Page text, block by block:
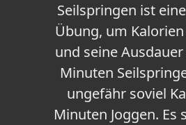
Seilspringen ist
Übung, um
und seine
Minuten
ungefähr soviel
Minuten Joggen. Es